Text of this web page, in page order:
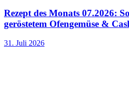
Rezept des Monats 07.2026:
geröstetem Ofengemüse &
31. Juli 2026